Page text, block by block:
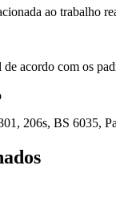
ao trabalho
acordo com os
206s, BS 6035,